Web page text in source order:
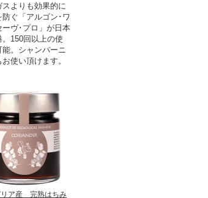
スよりも効果的に
防ぐ「アルゴン･ワ
ーヴ･プロ」が日本
。150回以上の使
能。シャンパーニ
お使い頂けます。
リア産 完熟はちみ